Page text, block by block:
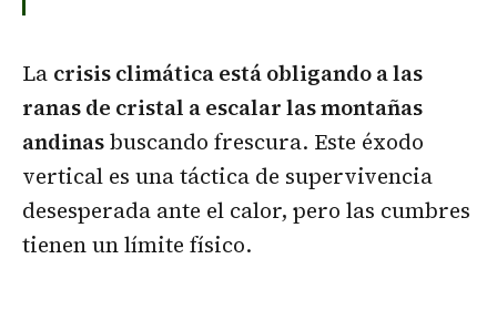
La crisis climática está obligando a las
ranas de cristal a escalar las montañas
andinasbuscando frescura. Este éxodo
vertical es una táctica de supervivencia
desesperada ante el calor, pero las cumbres
tienen un límite físico.